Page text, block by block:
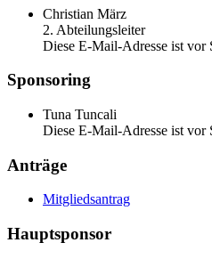
Christian März
2. Abteilungsleiter
Diese E-Mail-Adresse ist vor
Sponsoring
Tuna Tuncali
Diese E-Mail-Adresse ist vor
Anträge
Mitgliedsantrag
Hauptsponsor